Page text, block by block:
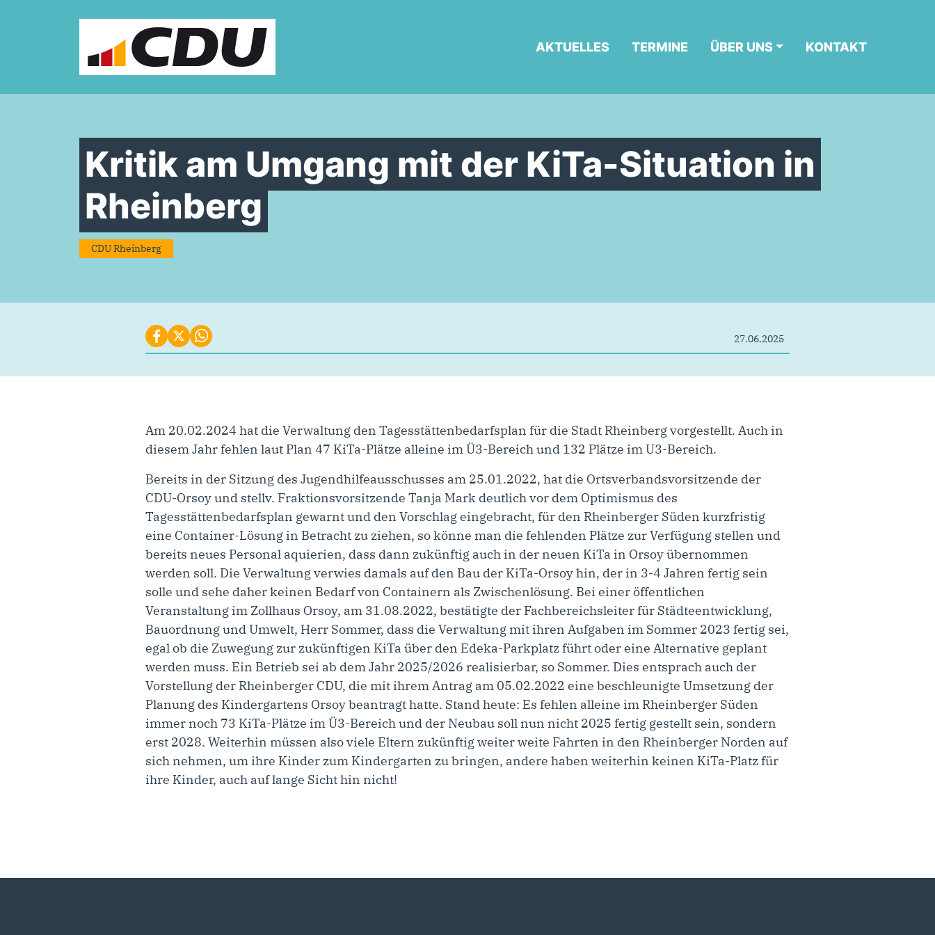
AKTUELLES TERMINE ÜBER UNS KONTAKT
Kritik am Umgang mit der KiTa-Situation in
Rheinberg
CDU Rheinberg
27.06.2025
Am 20.02.2024 hat die Verwaltung den Tagesstättenbedarfsplan für die Stadt Rheinberg vorgestellt. Auch in
diesem Jahr fehlen laut Plan 47 KiTa-Plätze alleine im Ü3-Bereich und 132 Plätze im U3-Bereich.
Bereits in der Sitzung des Jugendhilfeausschusses am 25.01.2022, hat die Ortsverbandsvorsitzende der
CDU-Orsoy und stellv. Fraktionsvorsitzende Tanja Mark deutlich vor dem Optimismus des
Tagesstättenbedarfsplan gewarnt und den Vorschlag eingebracht, für den Rheinberger Süden kurzfristig
eine Container-Lösung in Betracht zu ziehen, so könne man die fehlenden Plätze zur Verfügung stellen und
bereits neues Personal aquierien, dass dann zukünftig auch in der neuen KiTa in Orsoy übernommen
werden soll. Die Verwaltung verwies damals auf den Bau der KiTa-Orsoy hin, der in 3-4 Jahren fertig sein
solle und sehe daher keinen Bedarf von Containern als Zwischenlösung. Bei einer öffentlichen
Veranstaltung im Zollhaus Orsoy, am 31.08.2022, bestätigte der Fachbereichsleiter für Städteentwicklung,
Bauordnung und Umwelt, Herr Sommer, dass die Verwaltung mit ihren Aufgaben im Sommer 2023 fertig sei,
egal ob die Zuwegung zur zukünftigen KiTa über den Edeka-Parkplatz führt oder eine Alternative geplant
werden muss. Ein Betrieb sei ab dem Jahr 2025/2026 realisierbar, so Sommer. Dies entsprach auch der
Vorstellung der Rheinberger CDU, die mit ihrem Antrag am 05.02.2022 eine beschleunigte Umsetzung der
Planung des Kindergartens Orsoy beantragt hatte. Stand heute: Es fehlen alleine im Rheinberger Süden
immer noch 73 KiTa-Plätze im Ü3-Bereich und der Neubau soll nun nicht 2025 fertig gestellt sein, sondern
erst 2028. Weiterhin müssen also viele Eltern zukünftig weiter weite Fahrten in den Rheinberger Norden auf
sich nehmen, um ihre Kinder zum Kindergarten zu bringen, andere haben weiterhin keinen KiTa-Platz für
ihre Kinder, auch auf lange Sicht hin nicht!